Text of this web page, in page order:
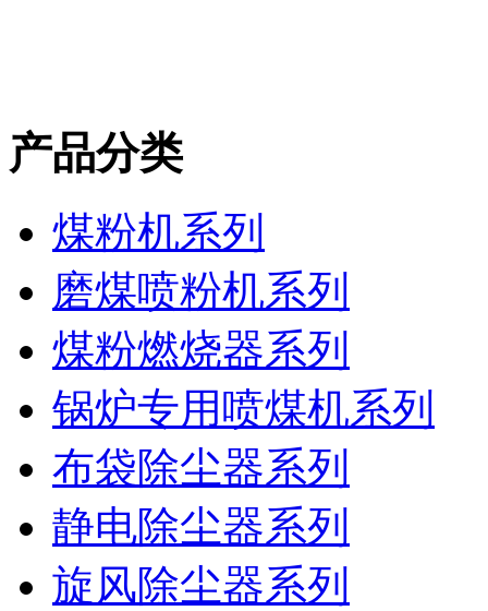
产品分类
煤粉机系列
磨煤喷粉机系列
煤粉燃烧器系列
锅炉专用喷煤机系列
布袋除尘器系列
静电除尘器系列
旋风除尘器系列